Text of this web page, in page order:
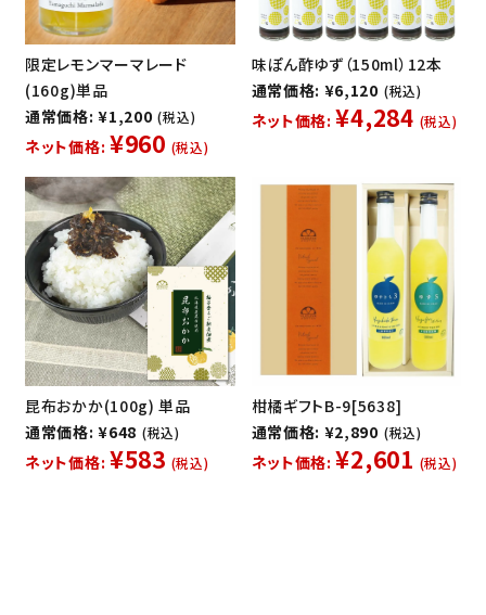
限定レモンマーマレード
(160g)単品
通常価格: ¥1,200 (税込)
ネット価格: ¥960 (税込)
味ぽん酢ゆず（150ml）12本
通常価格: ¥6,120 (税込)
ネット価格: ¥4,284 (税込)
昆布おかか(100g) 単品
通常価格: ¥648 (税込)
ネット価格: ¥583 (税込)
柑橘ギフトB-9[5638]
通常価格: ¥2,890 (税込)
ネット価格: ¥2,601 (税込)